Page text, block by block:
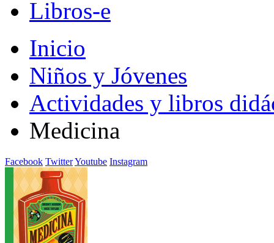
Libros-e
Inicio
Niños y Jóvenes
Actividades y libros
Medicina
Facebook TwitterYoutube Instagram